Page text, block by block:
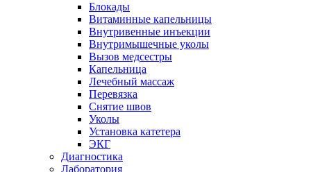
Блокады
Витаминные капельницы
Внутривенные инъекции
Внутримышечные уколы
Вызов медсестры
Капельница
Лечебный массаж
Перевязка
Снятие швов
Уколы
Установка катетера
ЭКГ
Диагностика
Лаборатория